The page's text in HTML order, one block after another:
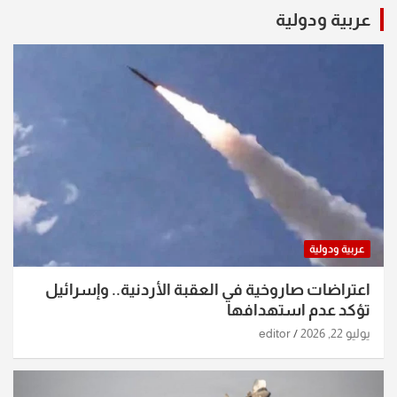
عربية ودولية
عربية ودولية
اعتراضات صاروخية في العقبة الأردنية.. وإسرائيل
تؤكد عدم استهدافها
يوليو 22, 2026 editor